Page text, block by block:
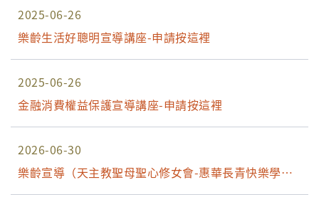
2025-06-26
樂齡生活好聰明宣導講座-申請按這裡
2025-06-26
金融消費權益保護宣導講座-申請按這裡
2026-06-30
樂齡宣導（天主教聖母聖心修女會-惠華長青快樂學